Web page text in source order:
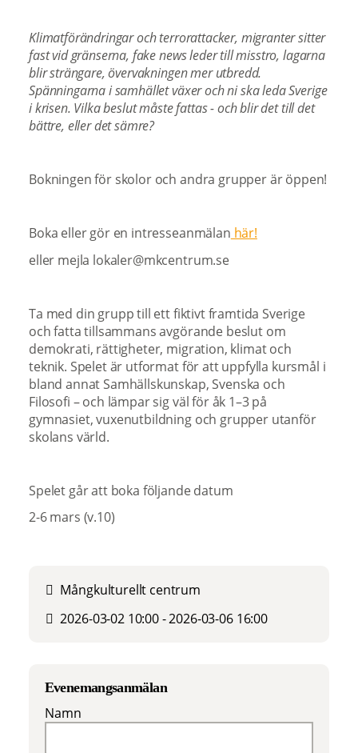
Klimatförändringar och terrorattacker, migranter sitter
fast vid gränserna, fake news leder till misstro, lagarna
blir strängare, övervakningen mer utbredd.
Spänningarna i samhället växer och ni ska leda Sverige
i krisen. Vilka beslut måste fattas - och blir det till det
bättre, eller det sämre?
Bokningen för skolor och andra grupper är öppen!
Boka eller gör en intresseanmälan här!
eller mejla lokaler@mkcentrum.se
Ta med din grupp till ett fiktivt framtida Sverige
och fatta tillsammans avgörande beslut om
demokrati, rättigheter, migration, klimat och
teknik. Spelet är utformat för att uppfylla kursmål i
bland annat Samhällskunskap, Svenska och
Filosofi – och lämpar sig väl för åk 1–3 på
gymnasiet, vuxenutbildning och grupper utanför
skolans värld.
Spelet går att boka följande datum
2-6 mars (v.10)
Mångkulturellt centrum
2026-03-02 10:00 - 2026-03-06 16:00
Evenemangsanmälan
Namn